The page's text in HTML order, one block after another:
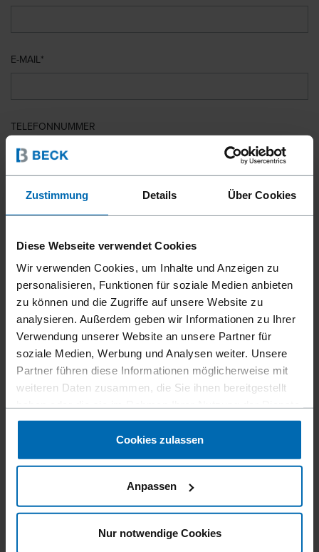
Zustimmung Details Über Cookies
Diese Webseite verwendet Cookies
Wir verwenden Cookies, um Inhalte und Anzeigen zu
personalisieren, Funktionen für soziale Medien anbieten
zu können und die Zugriffe auf unsere Website zu
analysieren. Außerdem geben wir Informationen zu Ihrer
Verwendung unserer Website an unsere Partner für
soziale Medien, Werbung und Analysen weiter. Unsere
Partner führen diese Informationen möglicherweise mit
weiteren Daten zusammen, die Sie ihnen bereitgestellt
gesammelt haben.
Cookies zulassen
Anpassen
Nur notwendige Cookies
E-MAIL
TELEFONNUMMER
LAND
PLZ
IHRE NACHRICHT
Datenschutzbestimmungen